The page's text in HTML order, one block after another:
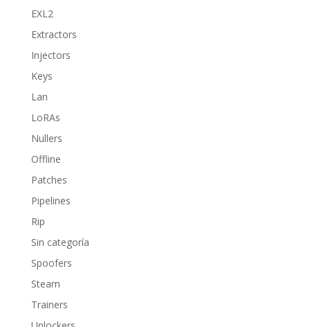
EXL2
Extractors
Injectors
Keys
Lan
LoRAs
Nullers
Offline
Patches
Pipelines
Rip
Sin categoría
Spoofers
Steam
Trainers